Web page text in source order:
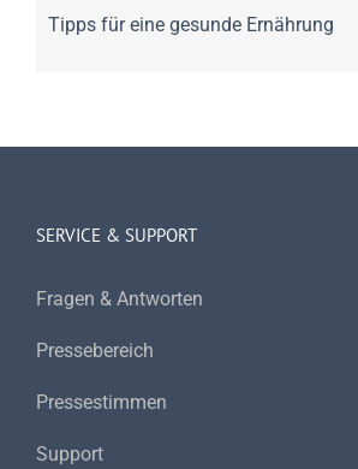
Tipps für eine gesunde Ernährung
SERVICE & SUPPORT
Fragen & Antworten
Pressebereich
Pressestimmen
Support